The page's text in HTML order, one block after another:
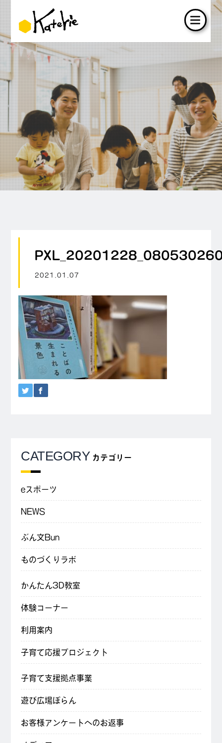
2021.01.07
CATEGORY カテゴリー
eスポーツ
NEWS
ぶん文Bun
ものづくりラボ
かんたん3D教室
体験コーナー
利用案内
子育て応援プロジェクト
子育て支援拠点事業
遊び広場ぽらん
お客様アンケートへのお返事